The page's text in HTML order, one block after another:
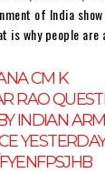
of India
is why people
CM K
RAO
INDIAN